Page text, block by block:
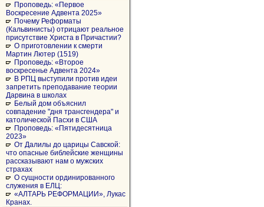
Проповедь: «Первое
Воскресение Адвента 2025»
Почему Реформаты
(Кальвинисты) отрицают реальное
присутствие Христа в Причастии?
О приготовлении к смерти
Мартин Лютер (1519)
Проповедь: «Второе
воскресенье Адвента 2024»
В РПЦ выступили против идеи
запретить преподавание теории
Дарвина в школах
Белый дом объяснил
совпадение "дня трансгендера" и
католической Пасхи в США
Проповедь: «Пятидесятница
2023»
От Далилы до царицы Савской:
что опасные библейские женщины
рассказывают нам о мужских
страхах
О сущности ординированного
служения в ЕЛЦ:
«АЛТАРЬ РЕФОРМАЦИИ», Лукас
Кранах.